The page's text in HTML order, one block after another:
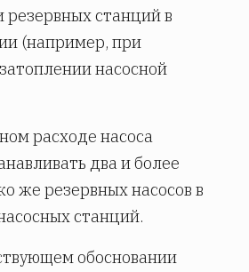
резервных станций в
(например, при
насосной
расходе насоса
два и более
же резервных насосов в
станций.
обосновании